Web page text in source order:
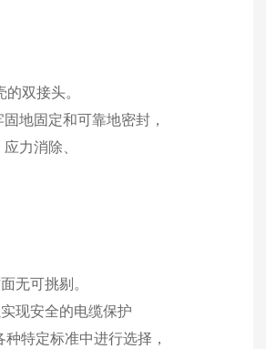
双接头。
地固定和可靠地密封，
力消除、
无可挑剔。
现安全的电缆保护
特定标准中进行选择，